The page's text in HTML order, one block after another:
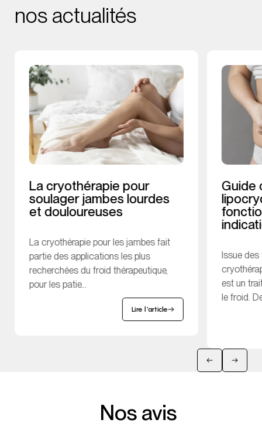
nos actualités
La cryothérapie pour
soulager jambes lourdes
et douloureuses
La cryothérapie pour les jambes fait
partie des applications les plus
recherchées du froid thérapeutique,
pour les patie...
Lire l'article
Guide
Issue
est un
le froid.
Nos avis